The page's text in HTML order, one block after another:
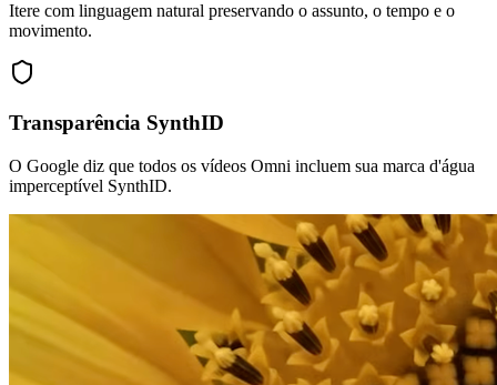
Itere com linguagem natural preservando o assunto, o tempo e o
movimento.
Transparência SynthID
O Google diz que todos os vídeos Omni incluem sua marca d'água
imperceptível SynthID.